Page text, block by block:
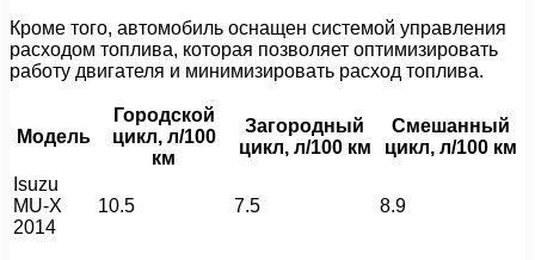
Кроме того, автомобиль оснащен системой управления
расходом топлива, которая позволяет оптимизировать
работу двигателя и минимизировать расход топлива.
Модель
Городской
цикл, л/100
км
Загородный
цикл, л/100 км
Смешанный
цикл, л/100 км
Isuzu
MU-X
2014
10.5 7.5 8.9